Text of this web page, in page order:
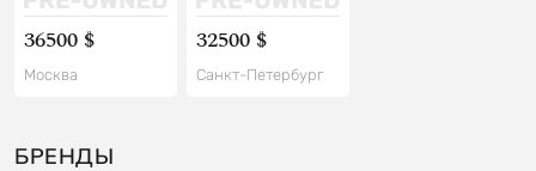
36500 $
Москва
32500 $
Санкт-Петербург
БРЕНДЫ